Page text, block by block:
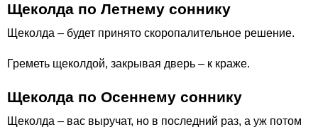
Щеколда по Летнему соннику
Щеколда – будет принято скоропалительное решение.
Греметь щеколдой, закрывая дверь – к краже.
Щеколда по Осеннему соннику
Щеколда – вас выручат, но в последний раз, а уж потом